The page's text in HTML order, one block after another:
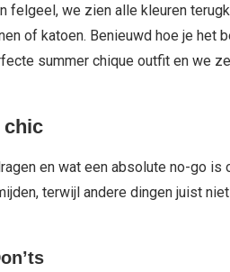
we zien alle kleuren
of katoen. Benieuwd hoe je het
summer chique outfit en we
chic
en wat een absolute no-go is
terwijl andere dingen juist